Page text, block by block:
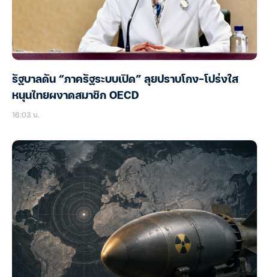
รัฐบาลดัน “ภาครัฐระบบเปิด” ลุยปราบโกง-โปร่งใส
หนุนไทยผงาดสมาชิก OECD
16:03 น.